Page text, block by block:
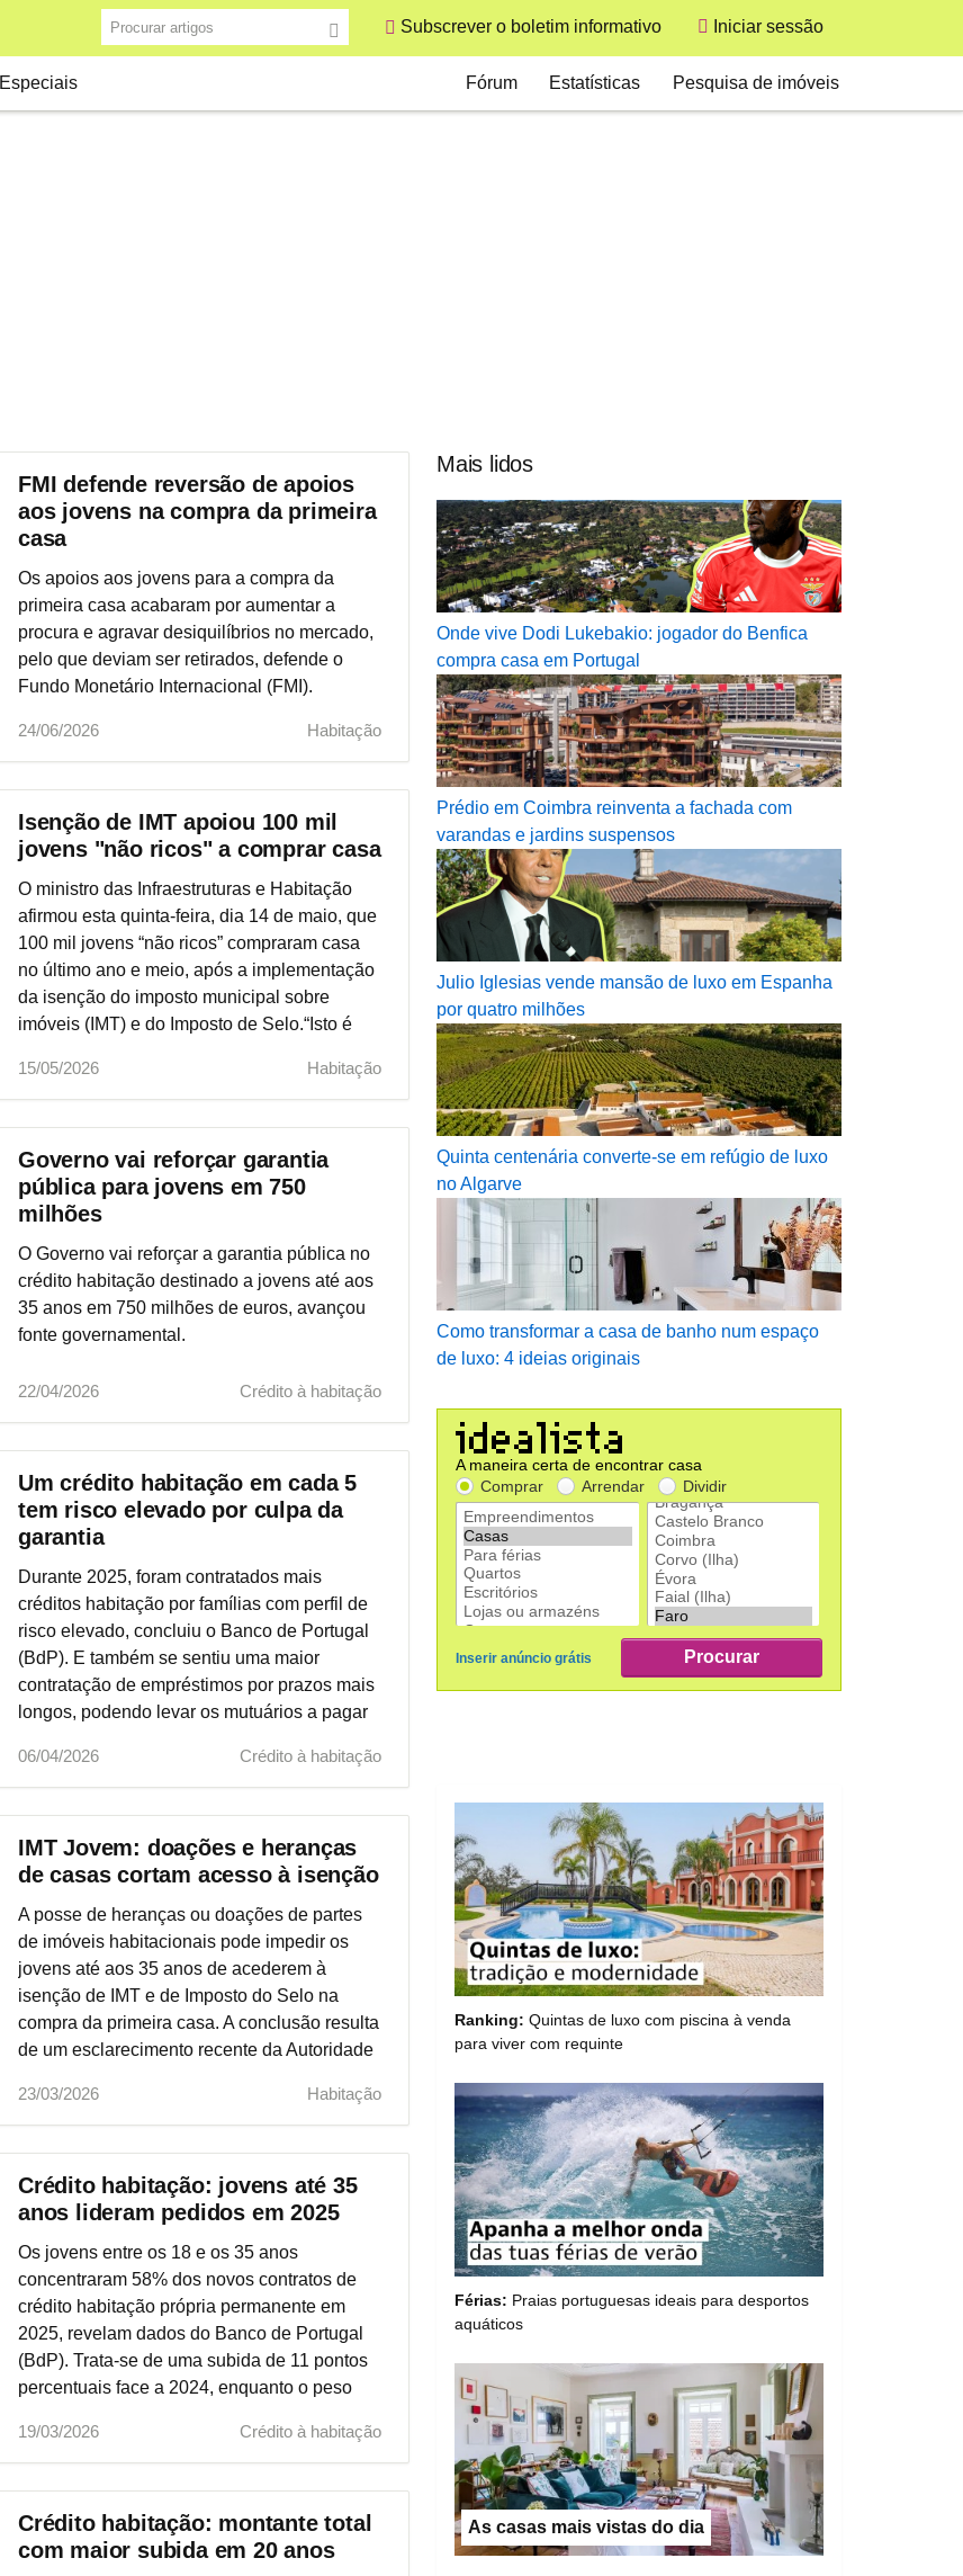
Procurar artigos Subscrever o boletim informativo Iniciar sessão
Especiais
Secondary
Fórum Estatísticas Pesquisa de imóveis
FMI defende reversão de apoios
aos jovens na compra da primeira
casa
Os apoios aos jovens para a compra da
primeira casa acabaram por aumentar a
procura e agravar desiquilíbrios no mercado,
pelo que deviam ser retirados, defende o
Fundo Monetário Internacional (FMI).
24/06/2026 Habitação
Isenção de IMT apoiou 100 mil
jovens "não ricos" a comprar casa
O ministro das Infraestruturas e Habitação
afirmou esta quinta-feira, dia 14 de maio, que
100 mil jovens “não ricos” compraram casa
no último ano e meio, após a implementação
da isenção do imposto municipal sobre
imóveis (IMT) e do Imposto de Selo.“Isto é
15/05/2026
Habitação
Governo vai reforçar garantia
pública para jovens em 750
milhões
O Governo vai reforçar a garantia pública no
crédito habitação destinado a jovens até aos
35 anos em 750 milhões de euros, avançou
fonte governamental.
22/04/2026 Crédito à habitação
Um crédito habitação em cada 5
tem risco elevado por culpa da
garantia
Durante 2025, foram contratados mais
créditos habitação por famílias com perfil de
risco elevado, concluiu o Banco de Portugal
(BdP). E também se sentiu uma maior
contratação de empréstimos por prazos mais
longos, podendo levar os mutuários a pagar
06/04/2026
Crédito à habitação
IMT Jovem: doações e heranças
de casas cortam acesso à isenção
A posse de heranças ou doações de partes
de imóveis habitacionais pode impedir os
jovens até aos 35 anos de acederem à
isenção de IMT e de Imposto do Selo na
compra da primeira casa. A conclusão resulta
de um esclarecimento recente da Autoridade
vinculativa, sobre o regime criado pelo
Decreto-Lei n.º 48-A/2024, conhecido como
"IMT Jovem".
23/03/2026 Habitação
Crédito habitação: jovens até 35
anos lideram pedidos em 2025
Os jovens entre os 18 e os 35 anos
concentraram 58% dos novos contratos de
crédito habitação própria permanente em
2025, revelam dados do Banco de Portugal
(BdP). Trata‑se de uma subida de 11 pontos
percentuais face a 2024, enquanto o peso
praticamente duplicou em cinco anos. O BdP
refere que, em 2025, foram celebrados "mais
de 105 mil contratos de crédito habitação
própria permanente junto de
aproximadamente 163,4 mil pessoas",
19/03/2026 Crédito à habitação
Crédito habitação: montante total
com maior subida em 20 anos
Mais lidos
Onde vive Dodi Lukebakio: jogador do Benfica
compra casa em Portugal
Prédio em Coimbra reinventa a fachada com
varandas e jardins suspensos
Julio Iglesias vende mansão de luxo em Espanha
por quatro milhões
Quinta centenária converte-se em refúgio de luxo
no Algarve
Como transformar a casa de banho num espaço
de luxo: 4 ideias originais
Ranking: Quintas de luxo com piscina à venda
para viver com requinte
Férias: Praias portuguesas ideais para desportos
aquáticos
As casas mais vistas do dia